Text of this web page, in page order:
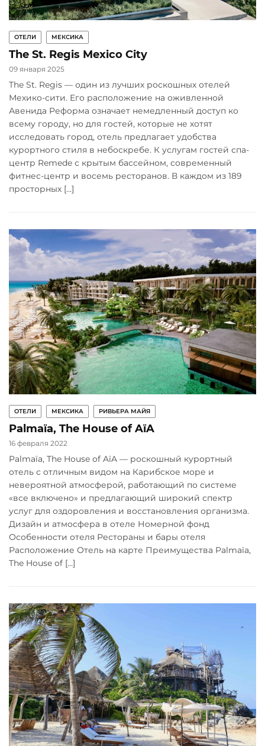
ОТЕЛИ МЕКСИКА
The St. Regis Mexico City
09 января 2025
The St. Regis — один из лучших роскошных отелей
Мехико-сити. Его расположение на оживленной
Авенида Реформа означает немедленный доступ ко
всему городу, но для гостей, которые не хотят
исследовать город, отель предлагает удобства
курортного стиля в небоскребе. К услугам гостей спа-
центр Remede с крытым бассейном, современный
фитнес-центр и восемь ресторанов. В каждом из 189
просторных […]
ОТЕЛИ МЕКСИКА РИВЬЕРА МАЙЯ
Palmaïa, The House of AïA
16 февраля 2022
Palmaïa, The House of AïA — роскошный курортный
отель с отличным видом на Карибское море и
невероятной атмосферой, работающий по системе
«все включено» и предлагающий широкий спектр
услуг для оздоровления и восстановления организма.
Дизайн и атмосфера в отеле Номерной фонд
Особенности отеля Рестораны и бары отеля
Расположение Отель на карте Преимущества Palmaïa,
The House of […]